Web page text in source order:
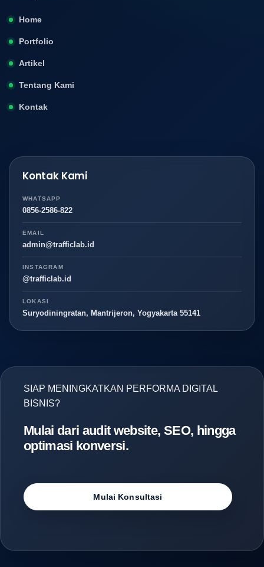
Home
Portfolio
Artikel
Tentang Kami
Kontak
Kontak Kami
WHATSAPP
0856-2586-822
EMAIL
admin@trafficlab.id
INSTAGRAM
@trafficlab.id
LOKASI
Suryodiningratan, Mantrijeron, Yogyakarta 55141
SIAP MENINGKATKAN PERFORMA DIGITAL
BISNIS?
Mulai dari audit website, SEO, hingga
optimasi konversi.
Mulai Konsultasi